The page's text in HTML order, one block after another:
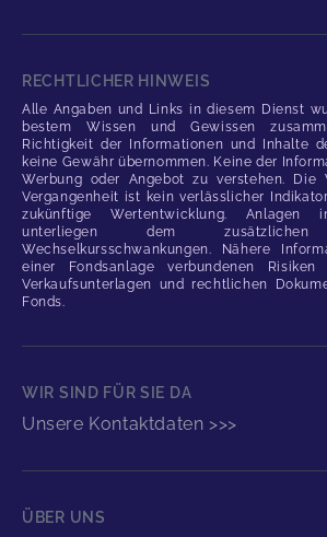
RECHTLICHER HINWEIS
Alle Angaben und Links in diesem Dienst
bestem Wissen und Gewissen
Richtigkeit der Informationen und Inhalte
keine Gewähr übernommen. Keine der
Werbung oder Angebot zu verstehen. Die
Vergangenheit ist kein verlässlicher
zukünftige Wertentwicklung. Anlagen
unterliegen dem
Wechselkursschwankungen. Nähere
einer Fondsanlage verbundenen
Verkaufsunterlagen und rechtlichen
Fonds.
WIR SIND FÜR SIE DA
Unsere Kontaktdaten >>>
ÜBER UNS